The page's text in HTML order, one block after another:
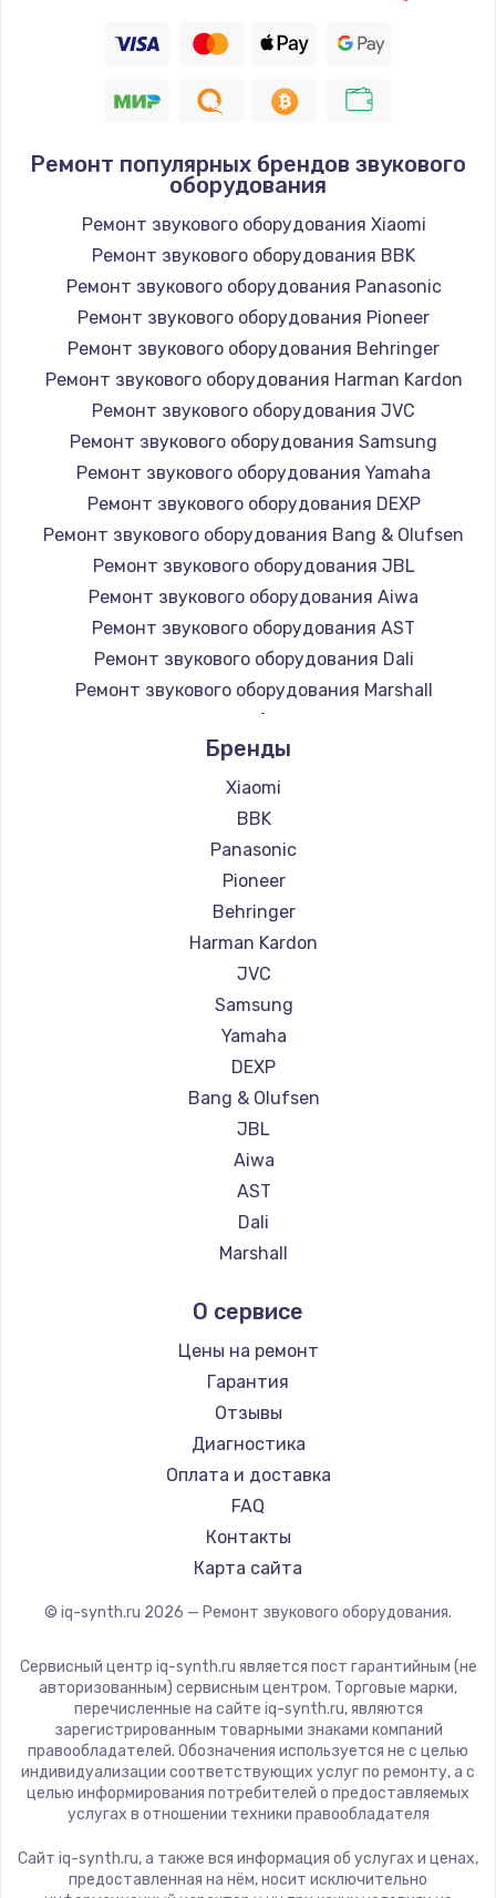
Заказать
Программный ремонт/прошивка
Заказать
Замена Bluetooth/Wi-Fi модуля
800 руб.
Заказать
Замена картридера
890 руб.
Заказать
Замена микросхемы NFC
1100 руб.
Заказать
Замена шим-контроллера
3900 руб.
Заказать
Настройка Wi-Fi
1030 руб.
Заказать
Замена вебкамеры
1260 руб.
Заказать
Установка драйверов
725 руб.
Заказать
Замена жесткого диска
750 руб.
Заказать
Ремонт цепей питания
2500 руб.
Замена видеокарты
Заказать
880 руб.
2745 руб.
Заказать
Замена северного моста
2600 руб.
Заказать
Ремонт популярных брендов звукового
оборудования
Ремонт звукового оборудования Xiaomi
Ремонт звукового оборудования BBK
Ремонт звукового оборудования Panasonic
Ремонт звукового оборудования Pioneer
Ремонт звукового оборудования Behringer
Ремонт звукового оборудования Harman Kardon
Ремонт звукового оборудования JVC
Ремонт звукового оборудования Samsung
Ремонт звукового оборудования Yamaha
Ремонт звукового оборудования DEXP
Ремонт звукового оборудования Bang & Olufsen
Ремонт звукового оборудования JBL
Ремонт звукового оборудования Aiwa
Ремонт звукового оборудования AST
Ремонт звукового оборудования Dali
Ремонт звукового оборудования Marshall
Ремонт звукового оборудования Supra
Бренды
Xiaomi
BBK
Panasonic
Pioneer
Behringer
Harman Kardon
JVC
Samsung
Yamaha
DEXP
Bang & Olufsen
JBL
Aiwa
AST
Dali
Marshall
О сервисе
Цены на ремонт
Гарантия
Отзывы
Диагностика
Оплата и доставка
FAQ
Контакты
Карта сайта
© iq-synth.ru 2026 — Ремонт звукового оборудования.
Сервисный центр iq-synth.ru является пост гарантийным (не
авторизованным) сервисным центром. Торговые марки,
перечисленные на сайте iq-synth.ru, являются
зарегистрированным товарными знаками компаний
правообладателей. Обозначения используется не с целью
индивидуализации соответствующих услуг по ремонту, а с
целью информирования потребителей о предоставляемых
услугах в отношении техники правообладателя
Сайт iq-synth.ru, а также вся информация об услугах и ценах,
предоставленная на нём, носит исключительно